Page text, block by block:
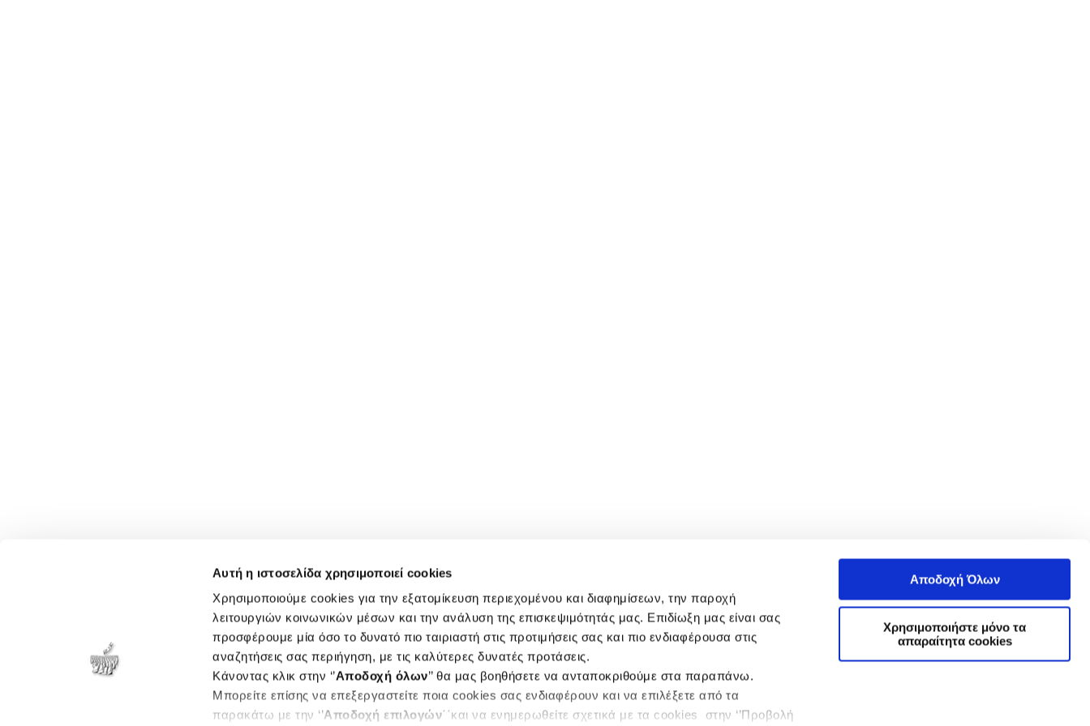
Αυτή η ιστοσελίδα χρησιμοποιεί cookies
Χρησιμοποιούμε cookies για την εξατομίκευση περιεχομένου και διαφημίσεων, την παροχή
λειτουργιών κοινωνικών μέσων και την ανάλυση της επισκεψιμότητάς μας. Επιδίωξη μας είναι σας
προσφέρουμε μία όσο το δυνατό πιο ταιριαστή στις προτιμήσεις σας και πιο ενδιαφέρουσα στις
αναζητήσεις σας περιήγηση, με τις καλύτερες δυνατές προτάσεις.
Κάνοντας κλικ στην ‘’Αποδοχή όλων’’ θα μας βοηθήσετε να ανταποκριθούμε στα παραπάνω.
Μπορείτε επίσης να επεξεργαστείτε ποια cookies σας ενδιαφέρουν και να επιλέξετε από τα
παρακάτω με την ‘’Αποδοχή επιλογών΄΄και να ενημερωθείτε σχετικά με τα cookies στην ‘’Προβολή
Αποδοχή Όλων
Χρησιμοποιήστε μόνο τα
απαραίτητα cookies